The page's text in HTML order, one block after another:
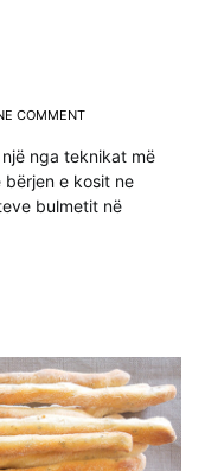
COMMENT
nga teknikat më
bërjen e kosit ne
bulmetit në